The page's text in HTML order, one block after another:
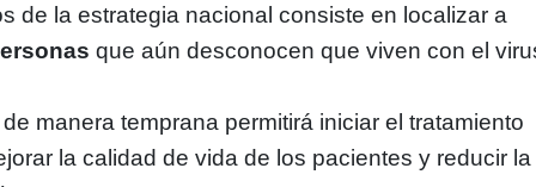
de la estrategia nacional consiste en localizar a
que aún desconocen que viven con el
manera temprana permitirá iniciar el tratamiento
la calidad de vida de los pacientes y reducir la